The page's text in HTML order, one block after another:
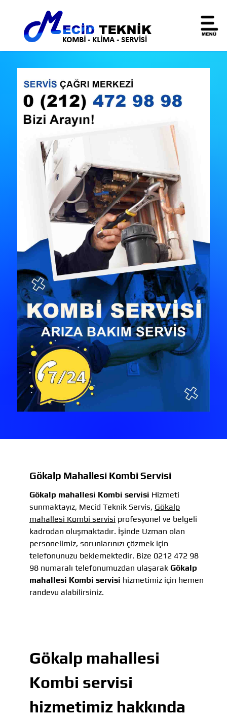
Gökalp Mahallesi Kombi Servisi
Gökalp mahallesi Kombi servisi Hizmeti
sunmaktayız, Mecid Teknik Servis, Gökalp
mahallesi Kombi servisi profesyonel ve belgeli
kadrodan oluşmaktadır. İşinde Uzman olan
personelimiz, sorunlarınızı çözmek için
telefonunuzu beklemektedir. Bize 0212 472 98
98 numaralı telefonumuzdan ulaşarak Gökalp
mahallesi Kombi servisi hizmetimiz için hemen
randevu alabilirsiniz.
Gökalp mahallesi
Kombi servisi
hizmetimiz hakkında